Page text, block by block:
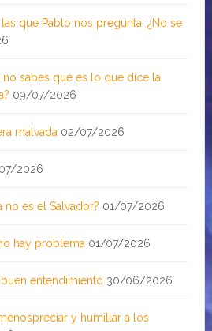
que Pablo nos pregunta: ¿No se
no sabes qué es lo que dice la
09/07/2026
malvada 02/07/2026
2026
no es el Salvador? 01/07/2026
hay problema 01/07/2026
entendimiento 30/06/2026
y humillar a los